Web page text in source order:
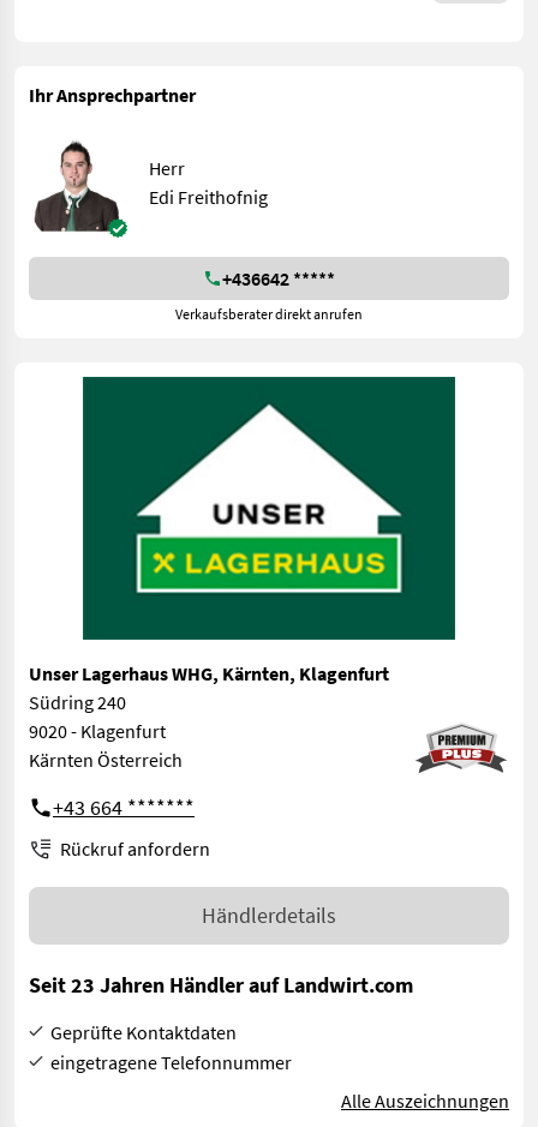
Ihr Ansprechpartner
Herr
Edi Freithofnig
+436642 *****
Verkaufsberater direkt anrufen
Unser Lagerhaus WHG, Kärnten, Klagenfurt
Südring 240
9020 - Klagenfurt
Kärnten Österreich
+43 664 *******
Rückruf anfordern
Händlerdetails
Seit 23 Jahren Händler auf Landwirt.com
Geprüfte Kontaktdaten
eingetragene Telefonnummer
Alle Auszeichnungen